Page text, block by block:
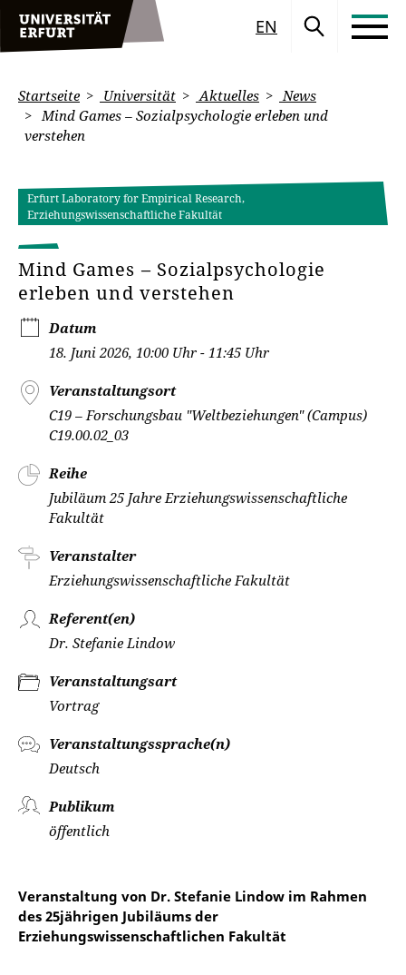
EN
Startseite Universität Aktuelles
News
Mind Games – Sozialpsychologie erleben und
verstehen
Erfurt Laboratory for Empirical Research,
Erziehungswissenschaftliche Fakultät
Mind Games – Sozialpsychologie
erleben und verstehen
Datum
18. Juni 2026, 10:00 Uhr - 11:45 Uhr
Veranstaltungsort
C19 – Forschungsbau "Weltbeziehungen" (Campus)
C19.00.02_03
Reihe
Jubiläum 25 Jahre Erziehungswissenschaftliche
Fakultät
Veranstalter
Erziehungswissenschaftliche Fakultät
Referent(en)
Dr. Stefanie Lindow
Veranstaltungsart
Vortrag
Veranstaltungssprache(n)
Deutsch
Publikum
öffentlich
Veranstaltung von Dr. Stefanie Lindow im Rahmen
des 25jährigen Jubiläums der
Erziehungswissenschaftlichen Fakultät